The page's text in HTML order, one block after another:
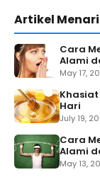
Artikel
Cara
Alami
May 17,
Hari
July 19,
Cara
Alami
May 13,